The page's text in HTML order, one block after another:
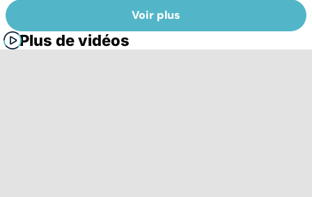
Voir plus
Plus de vidéos